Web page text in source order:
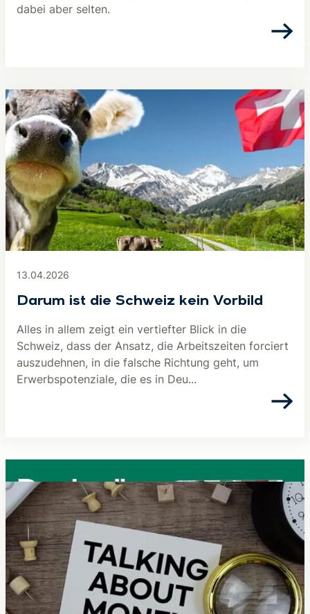
dabei aber selten.
13.04.2026
Darum ist die Schweiz kein Vorbild
Alles in allem zeigt ein vertiefter Blick in die
Schweiz, dass der Ansatz, die Arbeitszeiten forciert
auszudehnen, in die falsche Richtung geht, um
Erwerbspotenziale, die es in Deu...